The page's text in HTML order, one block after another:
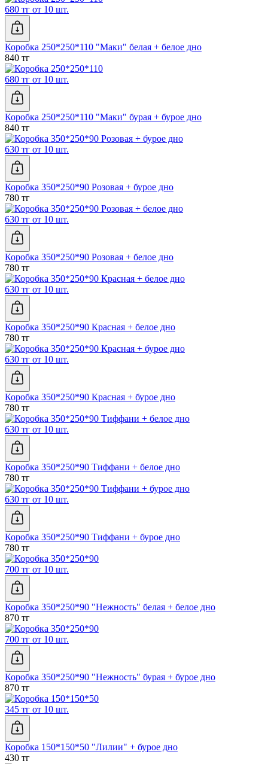
680 тг от 10 шт.
Коробка 250*250*110 "Маки" белая + белое дно
840 тг
680 тг от 10 шт.
Коробка 250*250*110 "Маки" бурая + бурое дно
840 тг
630 тг от 10 шт.
Коробка 350*250*90 Розовая + бурое дно
780 тг
630 тг от 10 шт.
Коробка 350*250*90 Розовая + белое дно
780 тг
630 тг от 10 шт.
Коробка 350*250*90 Красная + белое дно
780 тг
630 тг от 10 шт.
Коробка 350*250*90 Красная + бурое дно
780 тг
630 тг от 10 шт.
Коробка 350*250*90 Тиффани + белое дно
780 тг
630 тг от 10 шт.
Коробка 350*250*90 Тиффани + бурое дно
780 тг
700 тг от 10 шт.
Коробка 350*250*90 "Нежность" белая + белое дно
870 тг
700 тг от 10 шт.
Коробка 350*250*90 "Нежность" бурая + бурое дно
870 тг
345 тг от 10 шт.
Коробка 150*150*50 "Лилии" + бурое дно
430 тг